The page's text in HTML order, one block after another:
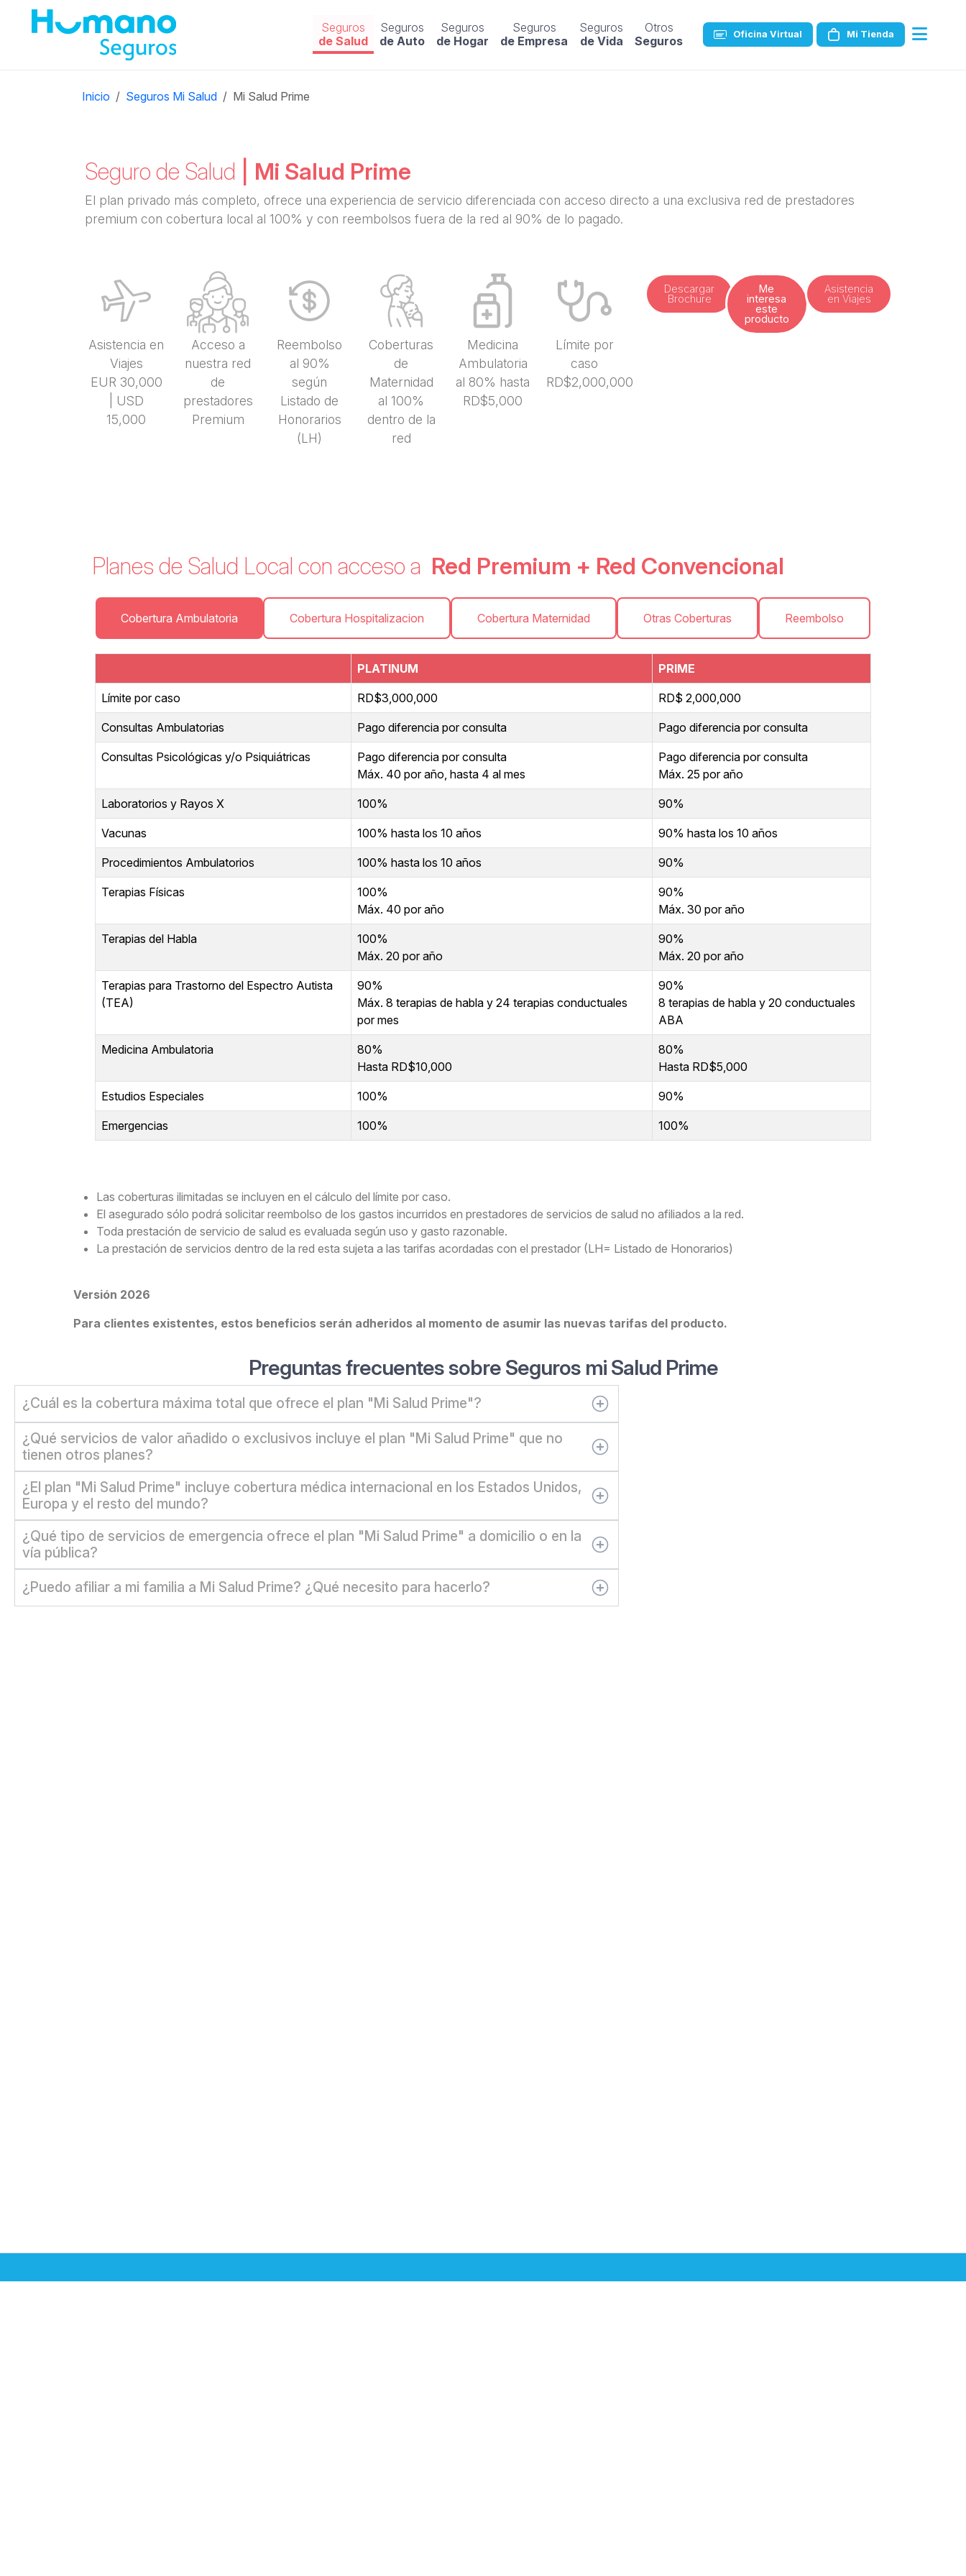
Seguros
de Salud
Seguros
de Auto
Seguros
de Hogar
Seguros
de Empresa
Seguros
de Vida
Otros
Seguros
Oficina Virtual Mi Tienda
Inicio Seguros Mi Salud Mi Salud Prime
Seguro de Salud Mi Salud Prime
El plan privado más completo, ofrece una experiencia de servicio diferenciada con acceso directo a una exclusiva red de prestadores
premium con cobertura local al 100% y con reembolsos fuera de la red al 90% de lo pagado.​
Asistencia en
Viajes
EUR 30,000
| USD
15,000
Acceso a
nuestra red
de
prestadores
Premium
Reembolso
al 90%
según
Listado de
Honorarios
(LH)
Coberturas
de
Maternidad
al 100%
dentro de la
red
Medicina
Ambulatoria
al 80% hasta
RD$5,000
Límite por
caso
RD$2,000,000
Descargar
Brochure
Me
interesa
este
producto
Asistencia
en Viajes
Planes de Salud Local con acceso a Red Premium + Red Convencional
Cobertura Ambulatoria Cobertura Hospitalizacion Cobertura Maternidad Otras Coberturas Reembolso
PLATINUM PRIME
Límite por caso RD$3,000,000 RD$ 2,000,000
Consultas Ambulatorias Pago diferencia por consulta Pago diferencia por consulta
Consultas Psicológicas y/o Psiquiátricas
Pago diferencia por consulta
Máx. 40 por año, hasta 4 al mes
Pago diferencia por consulta
Máx. 25 por año
Laboratorios y Rayos X 100% 90%
Vacunas 100% hasta los 10 años 90% hasta los 10 años
Procedimientos Ambulatorios 100% hasta los 10 años 90%
Terapias Físicas
100%
Máx. 40 por año
90%
Máx. 30 por año
Terapias del Habla
100%
Máx. 20 por año
90%
Máx. 20 por año
Terapias para Trastorno del Espectro Autista
(TEA)
90%
Máx. 8 terapias de habla y 24 terapias conductuales
por mes
90%
8 terapias de habla y 20 conductuales
ABA
Medicina Ambulatoria
80%
Hasta RD$10,000
80%
Hasta RD$5,000
Estudios Especiales 100% 90%
Emergencias 100% 100%
Las coberturas ilimitadas se incluyen en el cálculo del límite por caso.
El asegurado sólo podrá solicitar reembolso de los gastos incurridos en prestadores de servicios de salud no afiliados a la red.
Toda prestación de servicio de salud es evaluada según uso y gasto razonable.
La prestación de servicios dentro de la red esta sujeta a las tarifas acordadas con el prestador (LH= Listado de Honorarios)
Versión 2026
Para clientes existentes, estos beneficios serán adheridos al momento de asumir las nuevas tarifas del producto.
Preguntas frecuentes sobre Seguros mi Salud Prime
¿Cuál es la cobertura máxima total que ofrece el plan "Mi Salud Prime"?
¿Qué servicios de valor añadido o exclusivos incluye el plan "Mi Salud Prime" que no
tienen otros planes?
¿El plan "Mi Salud Prime" incluye cobertura médica internacional en los Estados Unidos,
Europa y el resto del mundo?
¿Qué tipo de servicios de emergencia ofrece el plan "Mi Salud Prime" a domicilio o en la
vía pública?
¿Puedo afiliar a mi familia a Mi Salud Prime? ¿Qué necesito para hacerlo?